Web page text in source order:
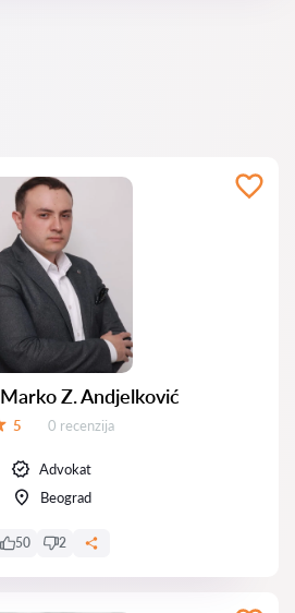
Z. Andjelković
5 Recenzija:
0 recenzija
Advokat
Beograd
50 2